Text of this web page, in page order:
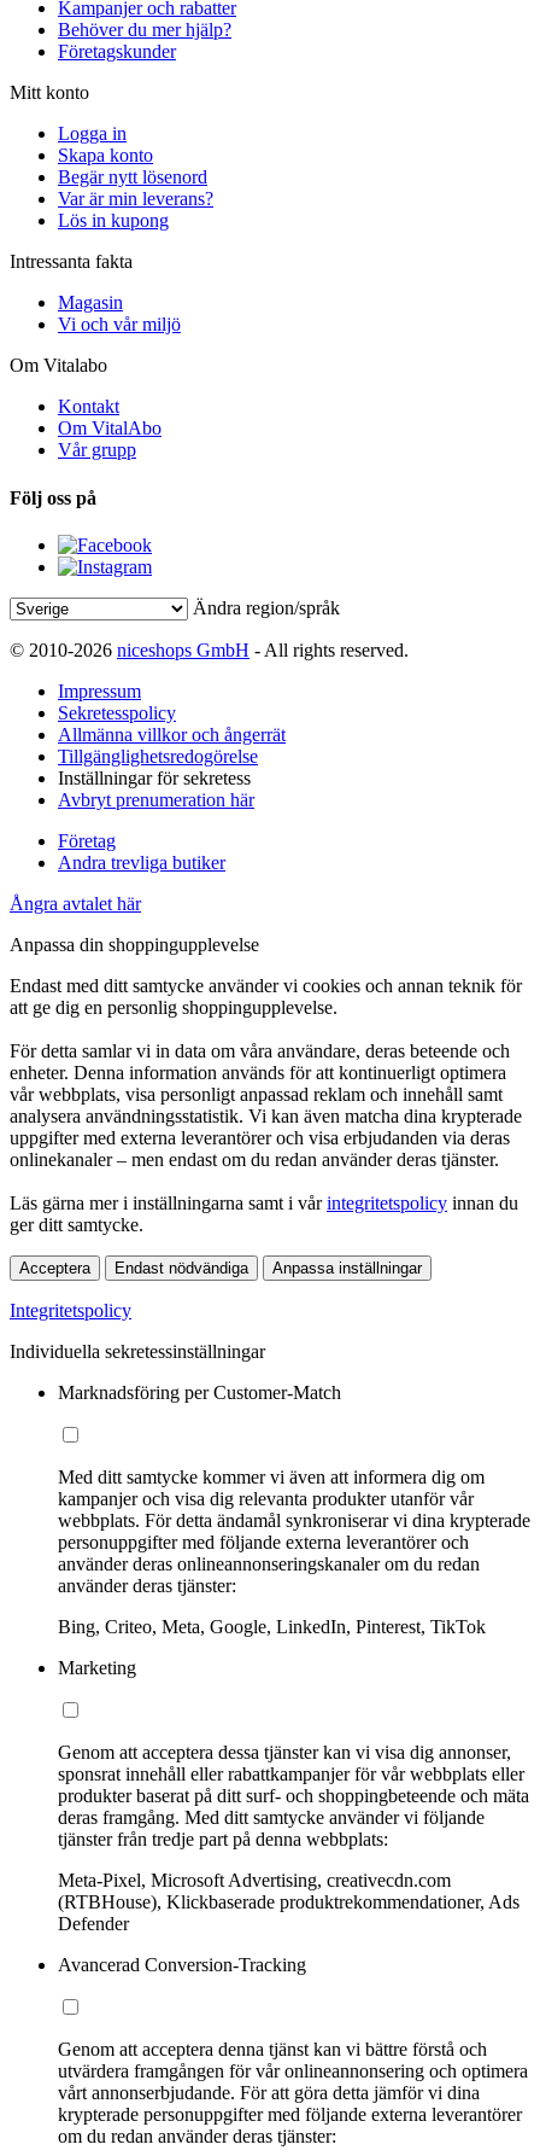
Kampanjer och rabatter
Behöver du mer hjälp?
Företagskunder
Mitt konto
Logga in
Skapa konto
Begär nytt lösenord
Var är min leverans?
Lös in kupong
Intressanta fakta
Magasin
Vi och vår miljö
Om Vitalabo
Kontakt
Om VitalAbo
Vår grupp
Följ oss på
Ändra region/språk
© 2010-2026 niceshops GmbH - All rights reserved.
Impressum
Sekretesspolicy
Allmänna villkor och ångerrät
Tillgänglighetsredogörelse
Inställningar för sekretess
Avbryt prenumeration här
Företag
Andra trevliga butiker
Ångra avtalet här
Anpassa din shoppingupplevelse
Endast med ditt samtycke använder vi cookies och annan teknik för
att ge dig en personlig shoppingupplevelse.
För detta samlar vi in data om våra användare, deras beteende och
enheter. Denna information används för att kontinuerligt optimera
vår webbplats, visa personligt anpassad reklam och innehåll samt
analysera användningsstatistik. Vi kan även matcha dina krypterade
uppgifter med externa leverantörer och visa erbjudanden via deras
onlinekanaler – men endast om du redan använder deras tjänster.
Läs gärna mer i inställningarna samt i vårintegritetspolicy innan du
ger ditt samtycke.
Acceptera Endast nödvändiga Anpassa inställningar
Integritetspolicy
Individuella sekretessinställningar
Marknadsföring per Customer-Match
Med ditt samtycke kommer vi även att informera dig om
kampanjer och visa dig relevanta produkter utanför vår
webbplats. För detta ändamål synkroniserar vi dina krypterade
personuppgifter med följande externa leverantörer och
använder deras onlineannonseringskanaler om du redan
använder deras tjänster:
Bing, Criteo, Meta, Google, LinkedIn, Pinterest, TikTok
Marketing
Genom att acceptera dessa tjänster kan vi visa dig annonser,
sponsrat innehåll eller rabattkampanjer för vår webbplats eller
produkter baserat på ditt surf- och shoppingbeteende och mäta
deras framgång. Med ditt samtycke använder vi följande
tjänster från tredje part på denna webbplats:
Meta-Pixel, Microsoft Advertising, creativecdn.com
(RTBHouse), Klickbaserade produktrekommendationer, Ads
Defender
Avancerad Conversion-Tracking
Genom att acceptera denna tjänst kan vi bättre förstå och
utvärdera framgången för vår onlineannonsering och optimera
vårt annonserbjudande. För att göra detta jämför vi dina
krypterade personuppgifter med följande externa leverantörer
om du redan använder deras tjänster: